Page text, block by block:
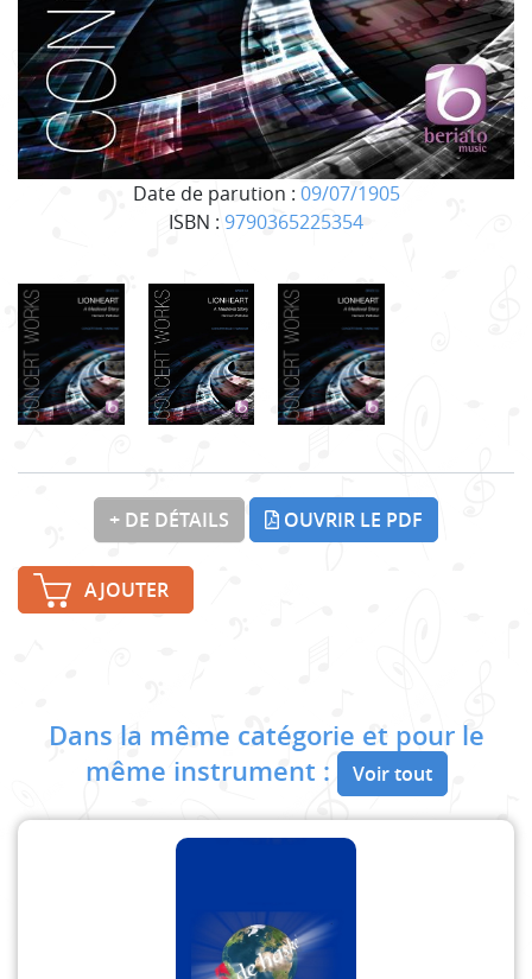
Date de parution : 09/07/1905
ISBN : 9790365225354
+ DE DÉTAILS OUVRIR LE PDF
AJOUTER
Dans la même catégorie et pour le
même instrument :
Voir tout